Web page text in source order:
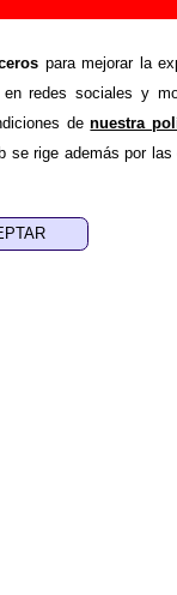
para mejorar la
redes sociales y
denuestra
se rige además por
información o